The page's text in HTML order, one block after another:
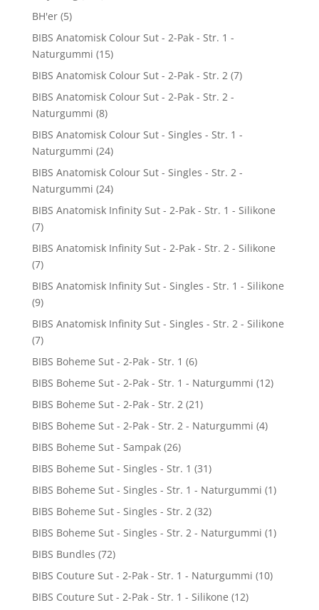
BH'er (5)
BIBS Anatomisk Colour Sut - 2-Pak - Str. 1 -
Naturgummi (15)
BIBS Anatomisk Colour Sut - 2-Pak - Str. 2 (7)
BIBS Anatomisk Colour Sut - 2-Pak - Str. 2 -
Naturgummi (8)
BIBS Anatomisk Colour Sut - Singles - Str. 1 -
Naturgummi (24)
BIBS Anatomisk Colour Sut - Singles - Str. 2 -
Naturgummi (24)
BIBS Anatomisk Infinity Sut - 2-Pak - Str. 1 - Silikone
(7)
BIBS Anatomisk Infinity Sut - 2-Pak - Str. 2 - Silikone
(7)
BIBS Anatomisk Infinity Sut - Singles - Str. 1 - Silikone
(9)
BIBS Anatomisk Infinity Sut - Singles - Str. 2 - Silikone
(7)
BIBS Boheme Sut - 2-Pak - Str. 1 (6)
BIBS Boheme Sut - 2-Pak - Str. 1 - Naturgummi (12)
BIBS Boheme Sut - 2-Pak - Str. 2 (21)
BIBS Boheme Sut - 2-Pak - Str. 2 - Naturgummi (4)
BIBS Boheme Sut - Sampak (26)
BIBS Boheme Sut - Singles - Str. 1 (31)
BIBS Boheme Sut - Singles - Str. 1 - Naturgummi (1)
BIBS Boheme Sut - Singles - Str. 2 (32)
BIBS Boheme Sut - Singles - Str. 2 - Naturgummi (1)
BIBS Bundles (72)
BIBS Couture Sut - 2-Pak - Str. 1 - Naturgummi (10)
BIBS Couture Sut - 2-Pak - Str. 1 - Silikone (12)